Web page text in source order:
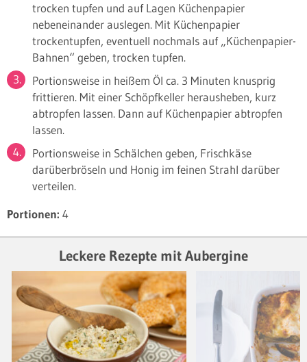
trocken tupfen und auf Lagen Küchenpapier
nebeneinander auslegen. Mit Küchenpapier
trockentupfen, eventuell nochmals auf „Küchenpapier-
Bahnen“ geben, trocken tupfen.
Portionsweise in heißem Öl ca. 3 Minuten knusprig
frittieren. Mit einer Schöpfkeller herausheben, kurz
abtropfen lassen. Dann auf Küchenpapier abtropfen
lassen.
Portionsweise in Schälchen geben, Frischkäse
darüberbröseln und Honig im feinen Strahl darüber
verteilen.
Portionen: 4
Leckere Rezepte mit Aubergine